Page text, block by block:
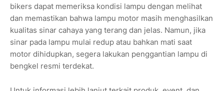
bikers dapat memeriksa kondisi lampu dengan melihat
dan memastikan bahwa lampu motor masih menghasilkan
kualitas sinar cahaya yang terang dan jelas. Namun, jika
sinar pada lampu mulai redup atau bahkan mati saat
motor dihidupkan, segera lakukan penggantian lampu di
bengkel resmi terdekat.